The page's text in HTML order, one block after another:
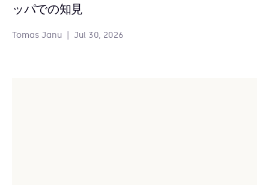
ッパでの知見
Tomas Janu Jul 30, 2026